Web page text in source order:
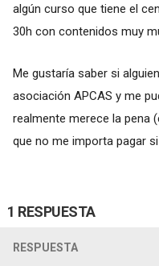
algún curso que tiene el
30h con contenidos muy
Me gustaría saber si
asociación APCAS y me
realmente merece la pena
que no me importa pagar
1 RESPUESTA
RESPUESTA